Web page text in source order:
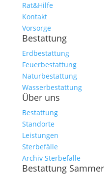
Rat&Hilfe
Kontakt
Vorsorge
Bestattung
Erdbestattung
Feuerbestattung
Naturbestattung
Wasserbestattung
Über uns
Bestattung
Standorte
Leistungen
Sterbefälle
Archiv Sterbefälle
Bestattung Sammer